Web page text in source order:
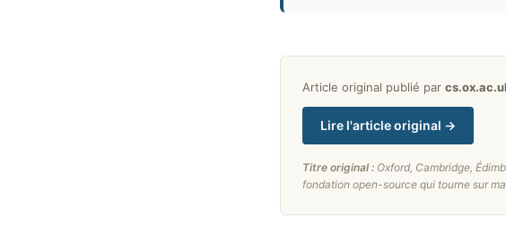
Article original publié par
Lire l'article original →
Titre original : Oxford, Cambridge,
fondation open-source qui tourne sur